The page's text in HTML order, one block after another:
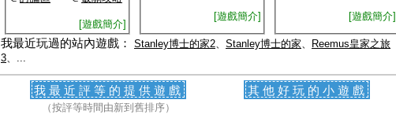
[遊戲簡介]
[遊戲簡介] [遊戲簡介]
我最近玩過的站內遊戲： Stanley博士的家2 Stanley博士的家
Reemus皇家之旅
3
我最近評等的提供遊戲
（按評等時間由新到舊排序）
其他好玩的小遊戲